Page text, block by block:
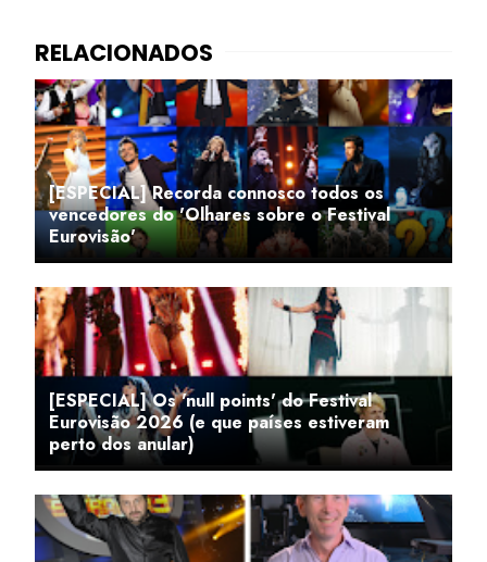
[ESPECIAL] Recorda connosco todos os
vencedores do 'Olhares sobre o Festival
Eurovisão'
[ESPECIAL] Os 'null points' do Festival
Eurovisão 2026 (e que países estiveram
perto dos anular)